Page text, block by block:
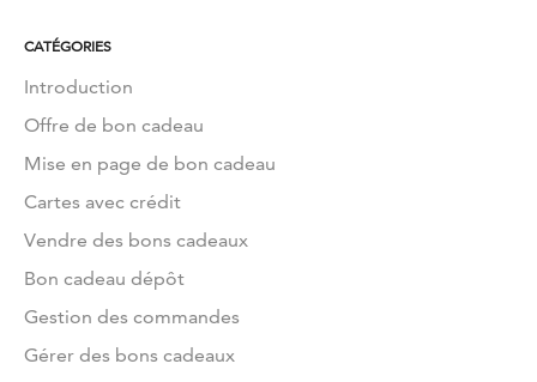
CATÉGORIES
Introduction
Offre de bon cadeau
Mise en page de bon cadeau
Cartes avec crédit
Vendre des bons cadeaux
Bon cadeau dépôt
Gestion des commandes
Gérer des bons cadeaux